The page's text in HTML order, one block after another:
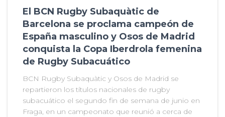
El BCN Rugby Subaquàtic de
Barcelona se proclama campeón de
España masculino y Osos de Madrid
conquista la Copa Iberdrola femenina
de Rugby Subacuático
BCN Rugby Subaquàtic y Osos de Madrid se
repartieron los títulos nacionales de rugby
subacuático el segundo fin de semana de junio en
Fraga, en un campeonato que reunió a cerca de